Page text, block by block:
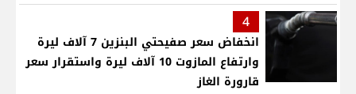
4
انخفاض سعر صفيحتي البنزين 7 آلاف ليرة
وارتفاع المازوت 10 آلاف ليرة واستقرار سعر
قارورة الغاز